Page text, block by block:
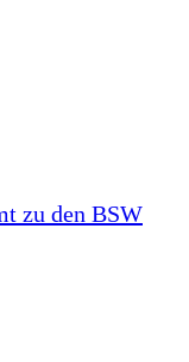
zu den BSW